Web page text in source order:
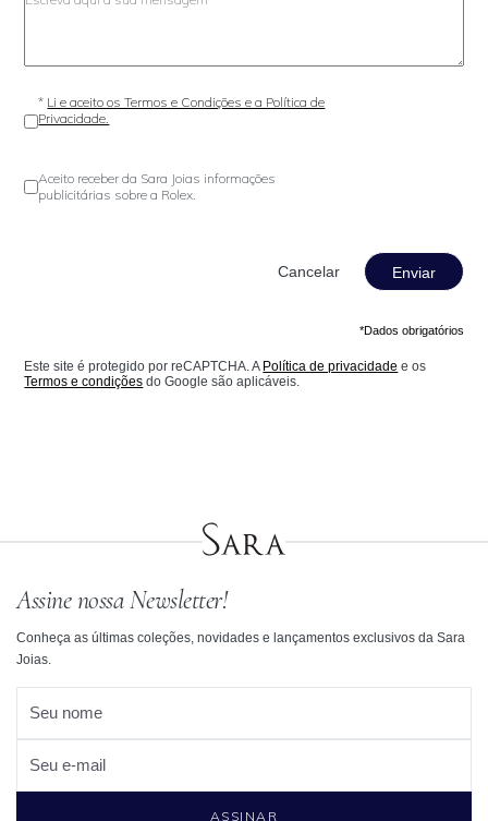
* Li e aceito os Termos e Condições e a Política de
Privacidade.
Aceito receber da Sara Joias informações
publicitárias sobre a Rolex.
Enviar
*Dados obrigatórios
Este site é protegido por reCAPTCHA. A Política de privacidade e os
Termos e condições do Google são aplicáveis.
Assine nossa Newsletter!
Conheça as últimas coleções, novidades e lançamentos exclusivos da Sara
Joias.
Seu nome
Seu e-mail
ASSINAR